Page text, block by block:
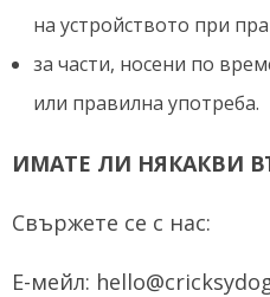
на устройството при
за части, носени по
или правилна употреба.
ИМАТЕ ЛИ НЯКАКВИ
Свържете се с нас:
Е-мейл: